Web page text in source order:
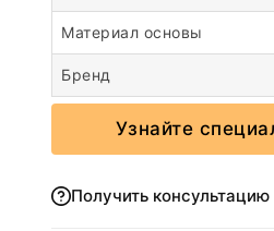
Материал основы
Бренд
Узнайте
Получить консультацию